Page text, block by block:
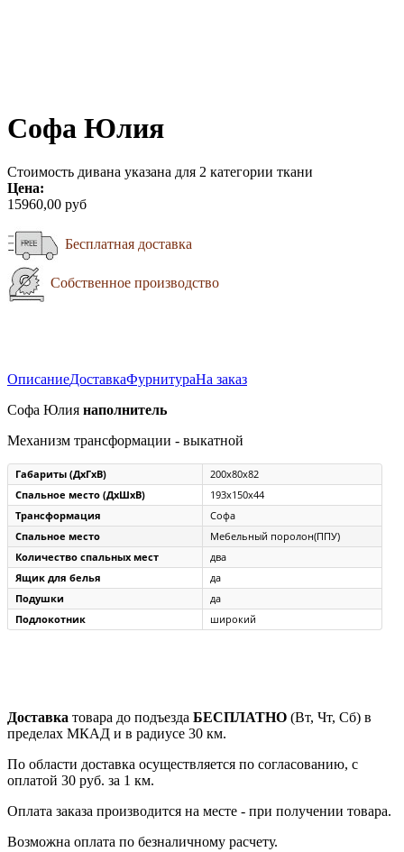
Софа Юлия
Стоимость дивана указана для 2 категории ткани
Цена:
15960,00 руб
Бесплатная доставка
Собственное производство
ОписаниеДоставкаФурнитураНа заказ
Софа Юлия наполнитель
Механизм трансформации - выкатной
Габариты (ДxГxВ)
200x80x82
Спальное место (ДxШxВ)
193x150x44
Трансформация
Софа
Спальное место
Мебельный поролон(ППУ)
Количество спальных мест
два
Ящик для белья
да
Подушки
да
Подлокотник
широкий
Доставка товара до подъезда БЕСПЛАТНО (Вт, Чт, Сб) в
пределах МКАД и в радиусе 30 км.
По области доставка осуществляется по согласованию, с
оплатой 30 руб. за 1 км.
Оплата заказа производится на месте - при получении товара.
Возможна оплата по безналичному расчету.